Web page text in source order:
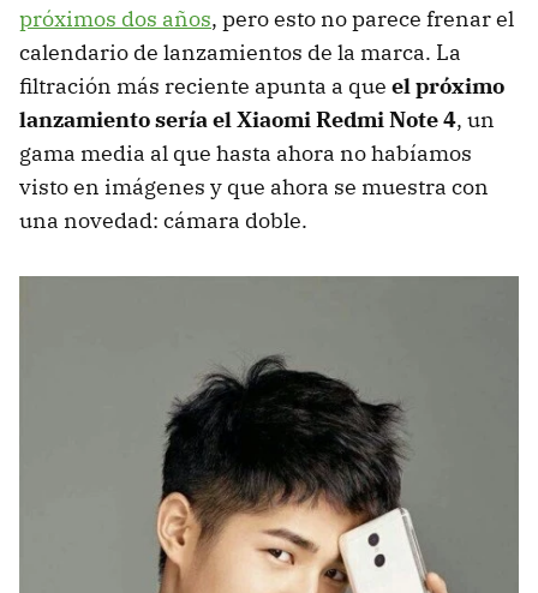
próximos dos años, pero esto no parece frenar el
calendario de lanzamientos de la marca. La
filtración más reciente apunta a que el próximo
lanzamiento sería el Xiaomi Redmi Note 4, un
gama media al que hasta ahora no habíamos
visto en imágenes y que ahora se muestra con
una novedad: cámara doble.